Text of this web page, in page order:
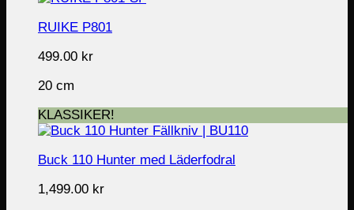
RUIKE P801
499.00 kr
20 cm
KLASSIKER!
Buck 110 Hunter med Läderfodral
1,499.00 kr